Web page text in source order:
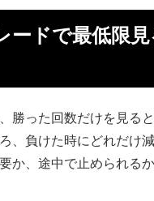
ードで最低限見
勝った回数だけを見る
、負けた時にどれだけ減
か、途中で止められる